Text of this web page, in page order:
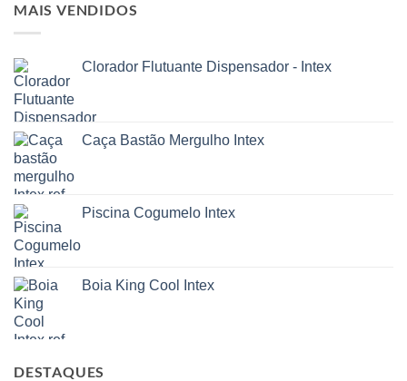
MAIS VENDIDOS
Clorador Flutuante Dispensador - Intex
Caça Bastão Mergulho Intex
Piscina Cogumelo Intex
Boia King Cool Intex
DESTAQUES